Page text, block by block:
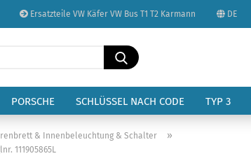
Ersatzteile VW Käfer VW Bus T1 T2 Karmann DE
Sprache auswählen
Lieferland
Passwort
Suche...
PORSCHE SCHLÜSSEL NACH CODE TYP 3
& Innenbeleuchtung & Schalter »
111905865L